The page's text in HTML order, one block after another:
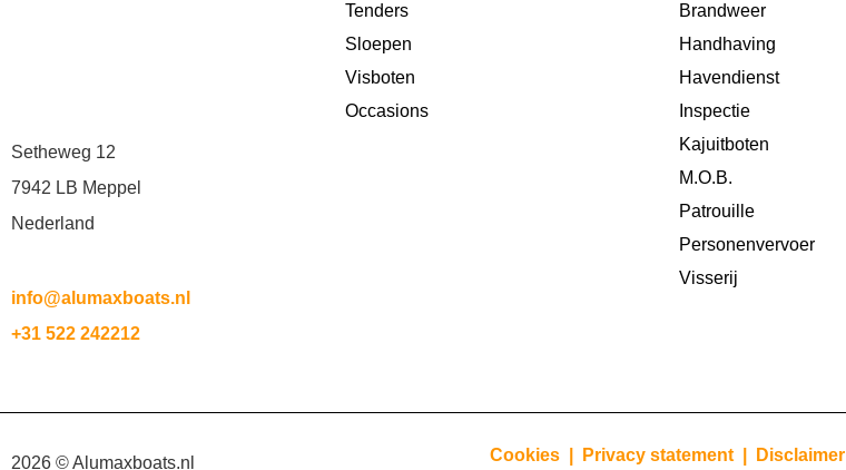
Setheweg 12
7942 LB Meppel
Nederland
info@alumaxboats.nl
+31 522 242212
Tenders
Sloepen
Visboten
Occasions
Brandweer
Handhaving
Havendienst
Inspectie
Kajuitboten
M.O.B.
Patrouille
Personenvervoer
Visserij
2026 © Alumaxboats.nl Cookies | Privacy statement | Disclaimer